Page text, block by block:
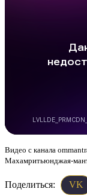
Видео с канала
Махамритьюнджая-
Поделиться: VK